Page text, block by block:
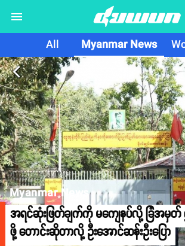
All Myanmar News
arrow_back_ios
Myanmar News
အရင်ဆုံးဖြတ်ချက်ကို မကျေနပ်လို့ ခြံအ
ဖို့ တောင်းဆိုတာလို့ ဦးအောင်ဆန်းဦးပြော